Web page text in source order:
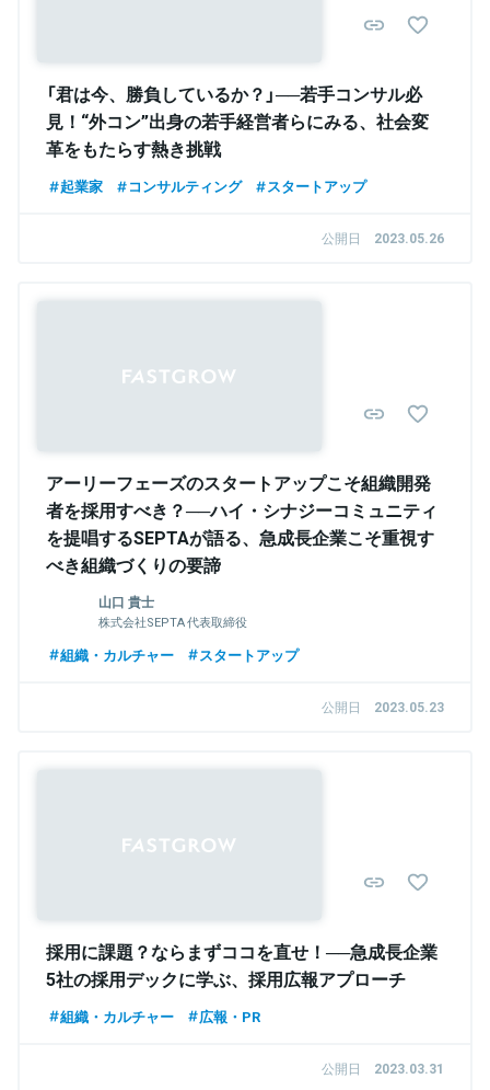
「君は今、勝負しているか？」──若手コンサル必
見！“外コン”出身の若手経営者らにみる、社会変
革をもたらす熱き挑戦
起業家 コンサルティング スタートアップ
公開日 2023.05.26
アーリーフェーズのスタートアップこそ組織開発
者を採用すべき？──ハイ・シナジーコミュニティ
を提唱するSEPTAが語る、急成長企業こそ重視す
べき組織づくりの要諦
山口 貴士
株式会社SEPTA 代表取締役
組織・カルチャー スタートアップ
公開日 2023.05.23
採用に課題？ならまずココを直せ！──急成長企業
5社の採用デックに学ぶ、採用広報アプローチ
組織・カルチャー 広報・PR
公開日 2023.03.31